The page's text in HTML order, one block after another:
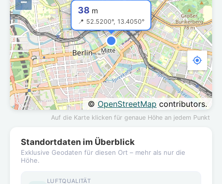
38 m
📍 52.5200°, 13.4050°
©OpenStreetMap contributors.
Auf die Karte klicken für genaue Höhe an jedem Punkt
Standortdaten im Überblick
Exklusive Geodaten für diesen Ort – mehr als nur die
Höhe.
LUFTQUALITÄT